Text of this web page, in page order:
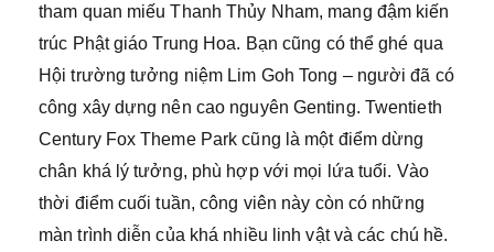
tham quan miếu Thanh Thủy Nham, mang đậm kiến
trúc Phật giáo Trung Hoa. Bạn cũng có thể ghé qua
Hội trường tưởng niệm Lim Goh Tong – người đã có
công xây dựng nên cao nguyên Genting. Twentieth
Century Fox Theme Park cũng là một điểm dừng
chân khá lý tưởng, phù hợp với mọi lứa tuổi. Vào
thời điểm cuối tuần, công viên này còn có những
màn trình diễn của khá nhiều linh vật và các chú hề.